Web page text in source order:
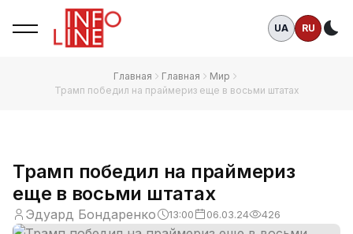
UA RU
Главная Главная
Мир
Трамп победил на праймериз еще в восьми штатах
Трамп победил на праймериз
еще в восьми штатах
Эдуард Бондаренко 13:00 06.03.24 426